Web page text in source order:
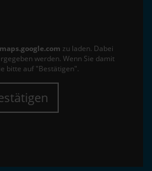
maps.google.com zu laden. Dabei
werden. Wenn Sie damit
bitte auf "Bestätigen".